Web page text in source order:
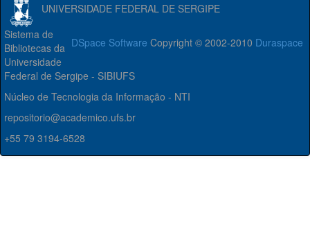
UNIVERSIDADE FEDERAL DE SERGIPE
DSpace Software Copyright © 2002-2010 Duraspace
Sistema de
Bibliotecas da
Universidade
Federal de Sergipe - SIBIUFS
Núcleo de Tecnologia da Informação - NTI
repositorio@academico.ufs.br
+55 79 3194-6528